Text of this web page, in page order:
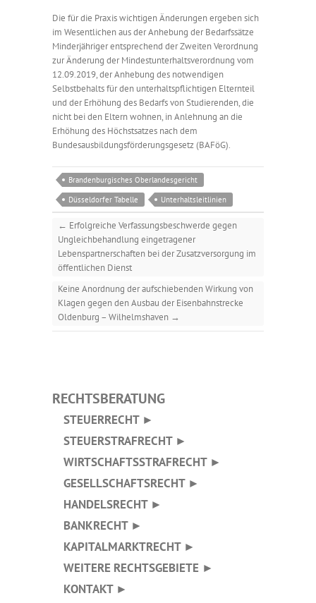
Die für die Praxis wichtigen Änderungen ergeben sich
im Wesentlichen aus der Anhebung der Bedarfssätze
Minderjähriger entsprechend der Zweiten Verordnung
zur Änderung der Mindestunterhaltsverordnung vom
12.09.2019, der Anhebung des notwendigen
Selbstbehalts für den unterhaltspflichtigen Elternteil
und der Erhöhung des Bedarfs von Studierenden, die
nicht bei den Eltern wohnen, in Anlehnung an die
Erhöhung des Höchstsatzes nach dem
Bundesausbildungsförderungsgesetz (BAFöG).
Brandenburgisches Oberlandesgericht
Düsseldorfer Tabelle
Unterhaltsleitlinien
← Erfolgreiche Verfassungsbeschwerde gegen
Ungleichbehandlung eingetragener
Lebenspartnerschaften bei der Zusatzversorgung im
öffentlichen Dienst
Keine Anordnung der aufschiebenden Wirkung von
Klagen gegen den Ausbau der Eisenbahnstrecke
Oldenburg – Wilhelmshaven →
RECHTSBERATUNG
STEUERRECHT ►
STEUERSTRAFRECHT ►
WIRTSCHAFTSSTRAFRECHT ►
GESELLSCHAFTSRECHT ►
HANDELSRECHT ►
BANKRECHT ►
KAPITALMARKTRECHT ►
WEITERE RECHTSGEBIETE ►
KONTAKT ►